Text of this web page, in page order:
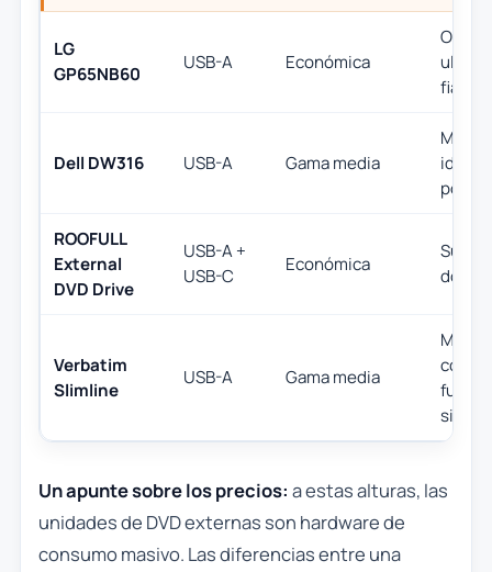
LG
GP65NB60
USB-A Económica
fiable
Dell DW316 USB-A Gama media
ideal
ROOFULL
External
DVD Drive
USB-A +
USB-C
Económica
Verbatim
Slimline
USB-A Gama media
Un apunte sobre los precios: a estas alturas, las
unidades de DVD externas son hardware de
consumo masivo. Las diferencias entre una